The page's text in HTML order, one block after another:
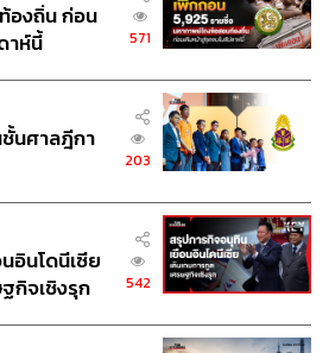
องถิ่น ก่อน
าห์นี้
571
นศาลฎีกา
203
อินโดนีเซีย
กิจเชิงรุก
542